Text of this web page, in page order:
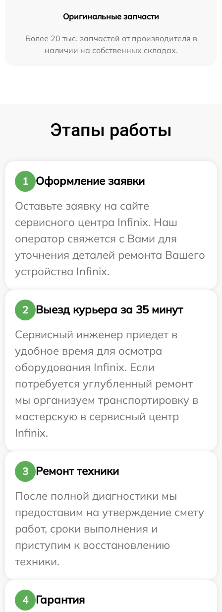
Оригинальные запчасти
Более 20 тыс. запчастей от производителя в
наличии на собственных складах.
Этапы работы
1
Оформление заявки
Оставьте заявку на сайте
сервисного центра Infinix. Наш
оператор свяжется с Вами для
уточнения деталей ремонта Вашего
устройства Infinix.
2
Выезд курьера за 35 минут
Сервисный инженер приедет в
удобное время для осмотра
оборудования Infinix. Если
потребуется углубленный ремонт
мы организуем транспортировку в
мастерскую в сервисный центр
Infinix.
3
Ремонт техники
После полной диагностики мы
предоставим на утверждение смету
работ, сроки выполнения и
приступим к восстановлению
техники.
4 Гарантия